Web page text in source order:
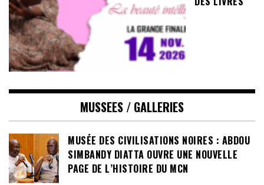
MUSSEES / GALLERIES
MUSÉE DES CIVILISATIONS NOIRES : ABDOU
SIMBANDY DIATTA OUVRE UNE NOUVELLE
PAGE DE L’HISTOIRE DU MCN